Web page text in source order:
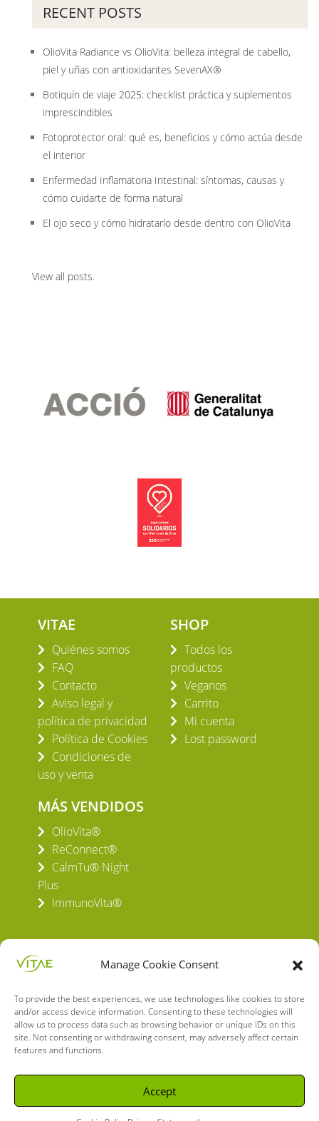
Manage Cookie Consent
To provide the best experiences, we use technologies like cookies to store
and/or access device information. Consenting to these technologies will
allow us to process data such as browsing behavior or unique IDs on this
site. Not consenting or withdrawing consent, may adversely affect certain
features and functions.
Accept
RECENT POSTS
OlioVita Radiance vs OlioVita: belleza integral de cabello,
piel y uñas con antioxidantes SevenAX®
Botiquín de viaje 2025: checklist práctica y suplementos
imprescindibles
Fotoprotector oral: qué es, beneficios y cómo actúa desde
el interior
Enfermedad Inflamatoria Intestinal: síntomas, causas y
cómo cuidarte de forma natural
El ojo seco y cómo hidratarlo desde dentro con OlioVita
View all posts.
VITAE
Quiénes somos
FAQ
Contacto
Aviso legal y
política de privacidad
Política de Cookies
Condiciones de
uso y venta
SHOP
Todos los
productos
Veganos
Carrito
Mi cuenta
Lost password
MÁS VENDIDOS
OlioVita®
ReConnect®
CalmTu® Night
Plus
ImmunoVita®
VITAE HEALTH INNOVATION S.L.
C/ Verneda del Congost, 5
08160 Montmeló Barcelona (España)
Spanish